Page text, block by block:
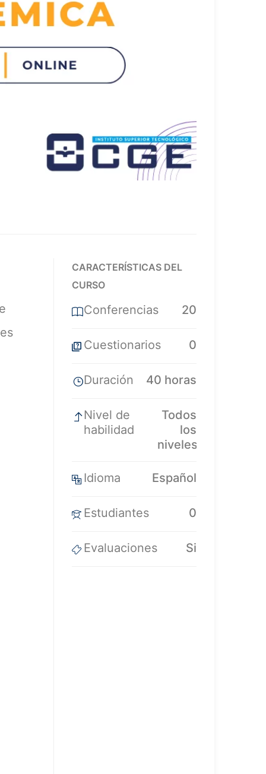
CARACTERÍSTICAS DEL
CURSO
Conferencias 20
Cuestionarios 0
Duración 40 horas
Nivel de
habilidad
Todos
los
niveles
Idioma Español
Estudiantes 0
Evaluaciones Si